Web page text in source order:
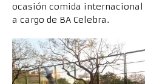
ocasión comida
a cargo de BA Celebra.